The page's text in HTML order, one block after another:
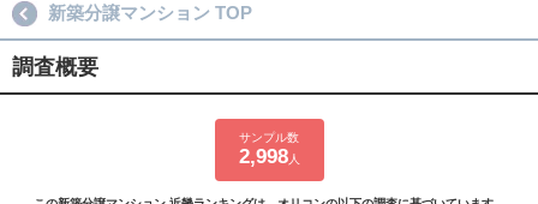
新築分譲マンション TOP
調査概要
サンプル数
2,998人